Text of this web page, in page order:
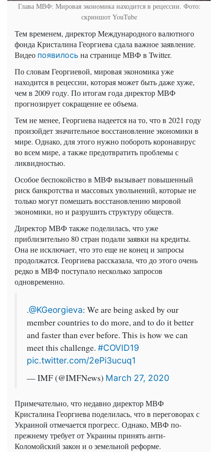
Глава МВФ: Мировая экономика находится в рецессии. Фото:
скриншот YouTube
Тем временем, директор Международного валютного
фонда Кристалина Георгиева сдала важное заявление.
Видео появилось на странице МВФ в Twitter.
По словам Георгиевой, мировая экономика уже
находится в рецессии, которая может быть даже хуже,
чем в 2009 году. По итогам года директор МВФ
прогнозирует сокращение ее объема.
Тем не менее, Георгиева надеется на то, что в 2021 году
произойдет значительное восстановление экономики в
мире. Однако, для этого нужно побороть коронавирус
во всем мире, а также предотвратить проблемы с
ликвидностью.
Особое беспокойство в МВФ вызывает повышенный
риск банкротства и массовых увольнений, которые не
только могут помешать восстановлению мировой
экономики, но и разрушить структуру обществ.
Директор МВФ также поделилась, что уже
приблизительно 80 стран подали заявки на кредиты.
Она не исключает, что это еще не конец и запросы
продолжатся. Георгиева рассказала, что до этого очень
редко в МВФ поступало несколько запросов
одновременно.
.@KGeorgieva: We are being asked by our
member countries to do more, and to do it better
and faster than ever before. This is how we can
meet this challenge. #COVID19
pic.twitter.com/2ePi3ucuq1
— IMF (@IMFNews) March 27, 2020
Примечательно, что недавно директор МВФ
Кристалина Георгиева поделилась, что в переговорах с
Украиной отмечается прогресс. Однако, МВФ по-
прежнему требует от Украины принятьанти-
Коломойский закон и о земельной реформе.